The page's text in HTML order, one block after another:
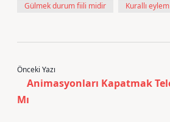
Gülmek durum fiili midir Kurallı
Önceki Yazı
Animasyonları Kapatmak
Mı